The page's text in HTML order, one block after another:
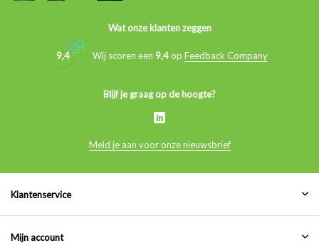
Wat onze klanten zeggen
9,4 Wij scoren een 9,4op Feedback Company
Blijf je graag op de hoogte?
Meld je aan voor onze nieuwsbrief
Klantenservice
Mijn account